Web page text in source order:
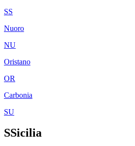
SS
Nuoro
NU
Oristano
OR
Carbonia
SU
SSicilia